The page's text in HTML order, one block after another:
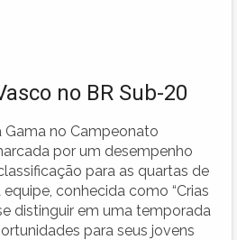
no BR Sub-20
Gama no Campeonato
por um desempenho
para as quartas de
conhecida como “Crias
distinguir em uma temporada
para seus jovens